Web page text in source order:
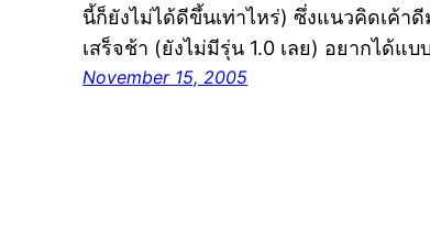
นี้ก็ยังไม่ได้ดีขึ้นเท่าไหร่) ซึ่งแนวคิดเค้า
เสร็จช้า (ยังไม่มีรุ่น 1.0 เลย) อยากได้แบ
November 15, 2005